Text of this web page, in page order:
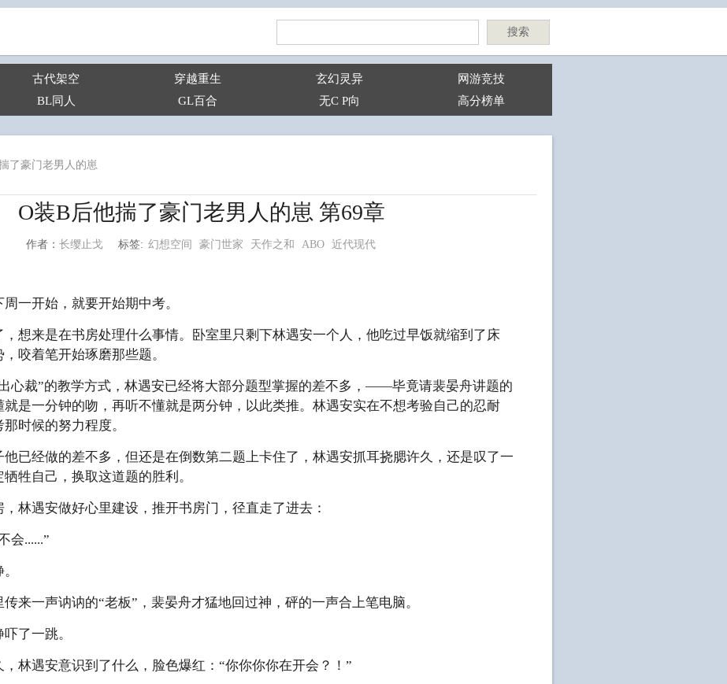
搜索
古代架空 穿越重生 玄幻灵异
网游竞技
BL同人 GL百合 无C P向 高分榜单
了豪门老男人的崽
O装B后他揣了豪门老男人的崽 第69章
作者： 长缨止戈 标签: 幻想空间 豪门世家 天作之和 ABO 近代现代
开始，就要开始期中考。
来是在书房处理什么事情。卧室里只剩下林遇安一个人，他吃过早饭就缩到了床
咬着笔开始琢磨那些题。
裁”的教学方式，林遇安已经将大部分题型掌握的差不多，——毕竟请裴晏舟讲题的
是一分钟的吻，再听不懂就是两分钟，以此类推。林遇安实在不想考验自己的忍耐
时候的努力程度。
经做的差不多，但还是在倒数第二题上卡住了，林遇安抓耳挠腮许久，还是叹了一
牲自己，换取这道题的胜利。
遇安做好心里建设，推开书房门，径直走了进去：
......”
一声讷讷的“老板”，裴晏舟才猛地回过神，砰的一声合上笔电脑。
了一跳。
遇安意识到了什么，脸色爆红：“你你你你在开会？！”